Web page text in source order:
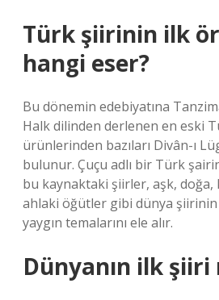
Türk şiirinin ilk
hangi eser?
Bu dönemin edebiyatına
Halk dilinden derlenen en eski
ürünlerinden bazıları Divân-ı
bulunur. Çuçu adlı bir Türk
bu kaynaktaki şiirler, aşk, doğa,
ahlaki öğütler gibi dünya şiirinin
yaygın temalarını ele alır.
Dünyanın ilk şiiri